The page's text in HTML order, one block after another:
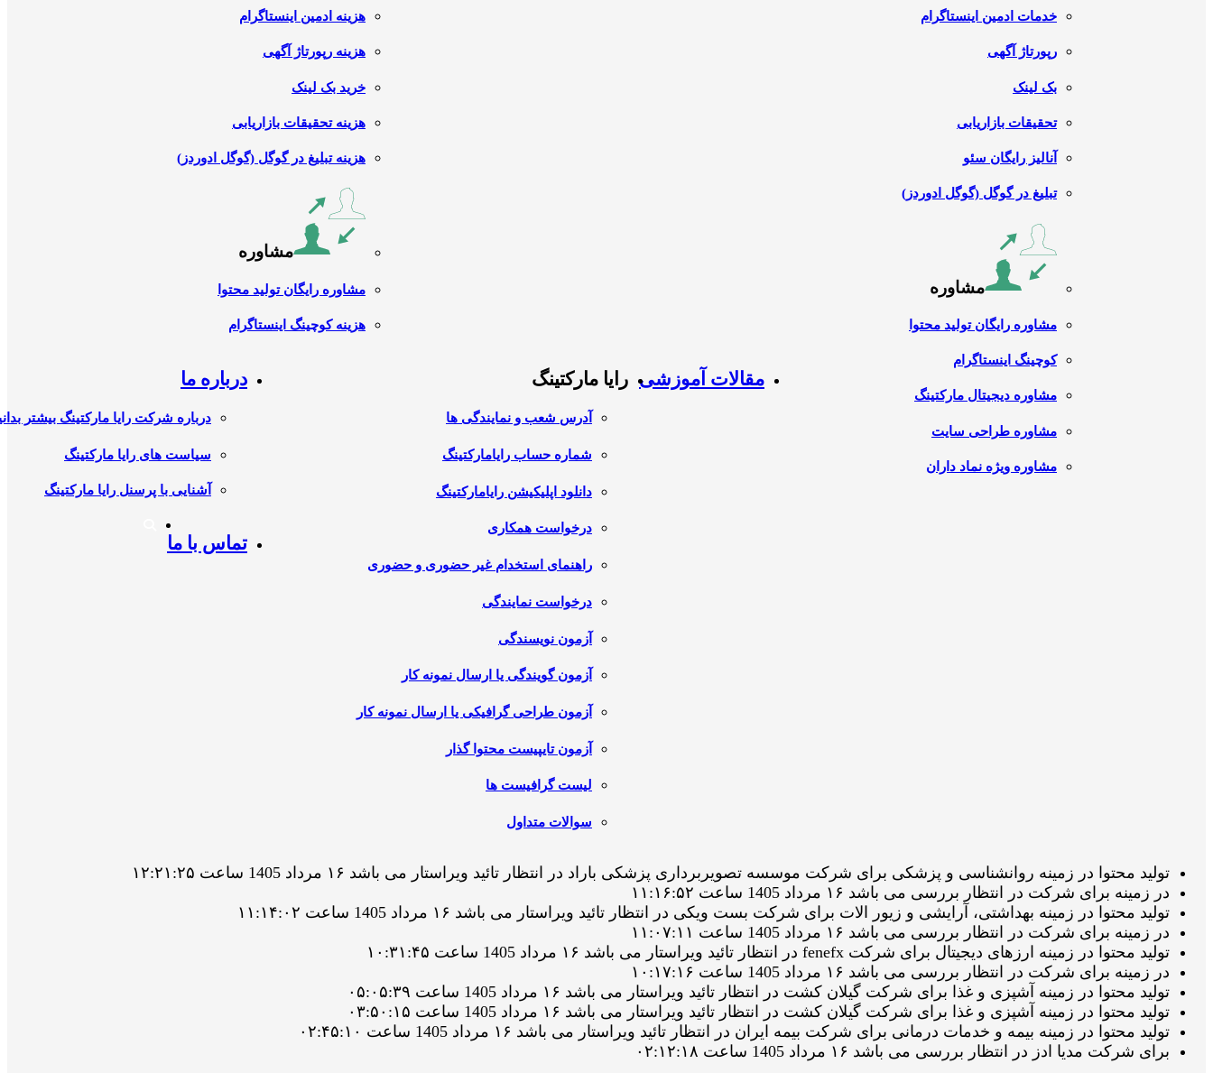
خدمات ادمین اینستاگرام
رپورتاژ آگهی
بک لینک
تحقیقات بازاریابی
آنالیز رایگان سئو
تبلیغ در گوگل (گوگل ادوردز)
مشاوره
مشاوره رایگان تولید محتوا
کوچینگ اینستاگرام
مشاوره دیجیتال مارکتینگ
مشاوره طراحی سایت
مشاوره ویژه نماد داران
هزینه ادمین اینستاگرام
هزینه رپورتاژ آگهی
خرید بک لینک
هزینه تحقیقات بازاریابی
هزینه تبلیغ در گوگل (گوگل ادوردز)
مشاوره
مشاوره رایگان تولید محتوا
هزینه کوچینگ اینستاگرام
مقالات آموزشی رایا مارکتینگ
آدرس شعب و نمایندگی ها
شماره حساب رایامارکتینگ
دانلود اپلیکیشن رایامارکتینگ
درخواست همکاری
راهنمای استخدام غیر حضوری و حضوری
درخواست نمایندگی
آزمون نویسندگی
آزمون گویندگی یا ارسال نمونه کار
آزمون طراحی گرافیکی یا ارسال نمونه کار
آزمون تایپیست محتوا گذار
لیست گرافیست ها
سوالات متداول
درباره ما
درباره شرکت رایا مارکتینگ بیشتر
سیاست های رایا مارکتینگ
آشنایی با پرسنل رایا مارکتینگ
تماس با ما
تولید محتوا در زمینه روانشناسی و پزشکی برای شرکت موسسه تصویربرداری پزشکی باراد در انتظار تائید ویراستار می باشد ۱۶ مرداد 1405 ساعت ۱۲:۲۱:۲۵
در زمینه برای شرکت در انتظار بررسی می باشد ۱۶ مرداد 1405 ساعت ۱۱:۱۶:۵۲
تولید محتوا در زمینه بهداشتی، آرایشی و زیور الات برای شرکت بست ویکی در انتظار تائید ویراستار می باشد ۱۶ مرداد 1405 ساعت ۱۱:۱۴:۰۲
در زمینه برای شرکت در انتظار بررسی می باشد ۱۶ مرداد 1405 ساعت ۱۱:۰۷:۱۱
تولید محتوا در زمینه ارزهای دیجیتال برای شرکت fenefx در انتظار تائید ویراستار می باشد ۱۶ مرداد 1405 ساعت ۱۰:۳۱:۴۵
در زمینه برای شرکت در انتظار بررسی می باشد ۱۶ مرداد 1405 ساعت ۱۰:۱۷:۱۶
تولید محتوا در زمینه آشپزی و غذا برای شرکت گیلان کشت در انتظار تائید ویراستار می باشد ۱۶ مرداد 1405 ساعت ۰۵:۰۵:۳۹
تولید محتوا در زمینه آشپزی و غذا برای شرکت گیلان کشت در انتظار تائید ویراستار می باشد ۱۶ مرداد 1405 ساعت ۰۳:۵۰:۱۵
تولید محتوا در زمینه بیمه و خدمات درمانی برای شرکت بیمه ایران در انتظار تائید ویراستار می باشد ۱۶ مرداد 1405 ساعت ۰۲:۴۵:۱۰
برای شرکت مدیا ادز در انتظار بررسی می باشد ۱۶ مرداد 1405 ساعت ۰۲:۱۲:۱۸